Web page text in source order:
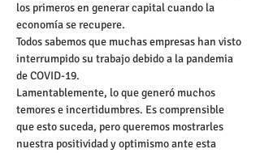
los primeros en generar capital cuando la
economía se recupere.
Todos sabemos que muchas empresas han visto
interrumpido su trabajo debido a la pandemia
de COVID-19.
Lamentablemente, lo que generó muchos
temores e incertidumbres. Es comprensible
que esto suceda, pero queremos mostrarles
nuestra positividad y optimismo ante esta